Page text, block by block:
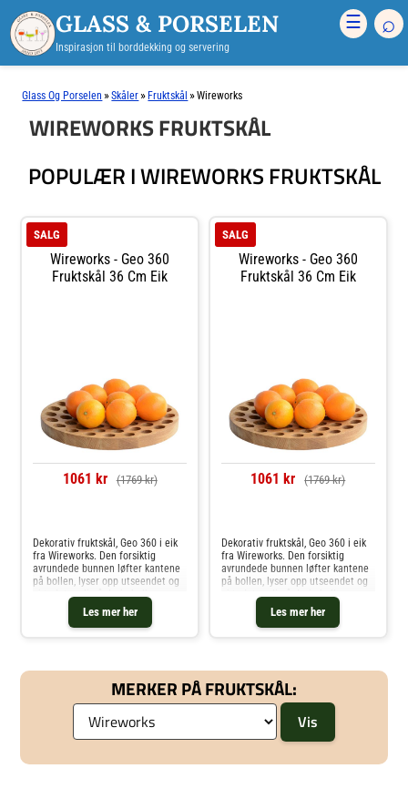
GLASS & PORSELEN
Inspirasjon til borddekking og servering
☰ ⌕
Glass Og Porselen »Skåler » Fruktskål »Wireworks
WIREWORKS FRUKTSKÅL
POPULÆR I WIREWORKS FRUKTSKÅL
Wireworks - Geo 360
Fruktskål 36 Cm Eik
SALG
1061 kr (1769 kr)
Les mer her
Dekorativ fruktskål, Geo 360 i eik
fra Wireworks. Den forsiktig
avrundede bunnen løfter kantene
på bollen, lyser opp utseendet og
rundt. Det tilfeldige mønsteret av
hull etablerer en dynamikk for å
begeistre øyet. Luftsi
Wireworks - Geo 360
Fruktskål 36 Cm Eik
SALG
1061 kr (1769 kr)
Les mer her
Dekorativ fruktskål, Geo 360 i eik
fra Wireworks. Den forsiktig
avrundede bunnen løfter kantene
på bollen, lyser opp utseendet og
rundt. Det tilfeldige mønsteret av
hull etablerer en dynamikk for å
begeistre øyet. Luftsi
MERKER PÅ FRUKTSKÅL: